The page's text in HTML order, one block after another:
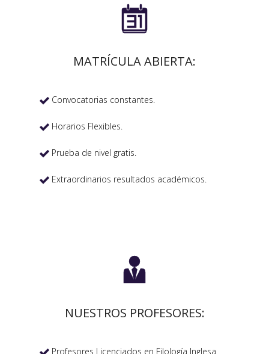

MATRÍCULA ABIERTA:
 Convocatorias constantes.
 Horarios Flexibles.
 Prueba de nivel gratis.
 Extraordinarios resultados académicos.

NUESTROS PROFESORES:
 Profesores Licenciados en Filología Inglesa